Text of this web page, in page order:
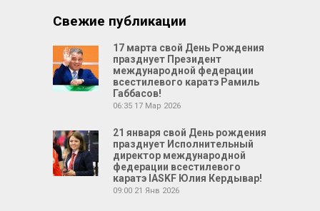
Свежие публикации
17 марта свой День Рождения
празднует Президент
международной федерации
всестилевого каратэ Рамиль
Габбасов!
06:35 17 Мар 2026
21 января свой День рождения
празднует Исполнительный
директор международной
федерации всестилевого
каратэ IASKF Юлия Кердывар!
09:00 21 Янв 2026